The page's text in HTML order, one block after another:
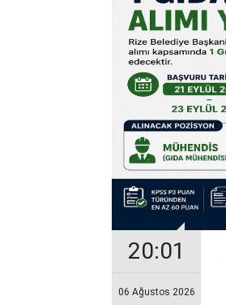
20:01
06 Ağustos 2026